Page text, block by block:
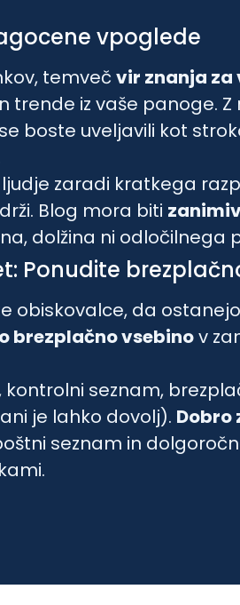
vpoglede
temveč vir znanja za
trende iz vaše panoge.
boste uveljavili kot
zaradi kratkega
Blog mora biti
dolžina ni odločilnega
Ponudite
obiskovalce, da
brezplačno vsebinov
seznam,
je lahko dovolj). Dobro
seznam in